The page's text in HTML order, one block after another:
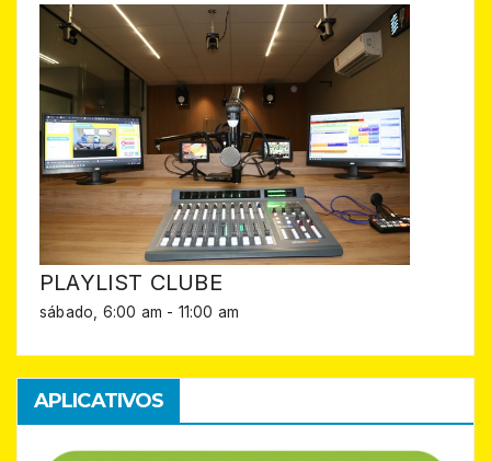
PLAYLIST CLUBE
sábado, 6:00 am - 11:00 am
APLICATIVOS